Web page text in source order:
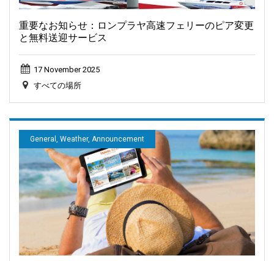
重要なお知らせ：ロンプラヤ高速フェリーのピア変更
と無料送迎サービス
17 November 2025
すべての場所
General, Weather, Announcement